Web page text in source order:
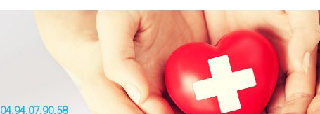
04.94.07.90.58